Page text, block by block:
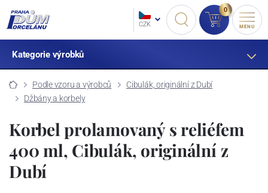
CZK
0
MENU
Kategorie výrobků
Podle vzoru a výrobců
Cibulák, originální z Dubí
Džbány a korbely
Korbel prolamovaný s reliéfem
400 ml, Cibulák, originální z
Dubí